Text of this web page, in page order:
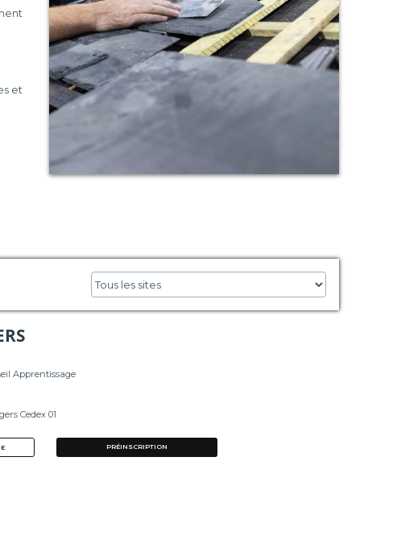
et
Apprentissage
Cedex 01
PRÉINSCRIPTION